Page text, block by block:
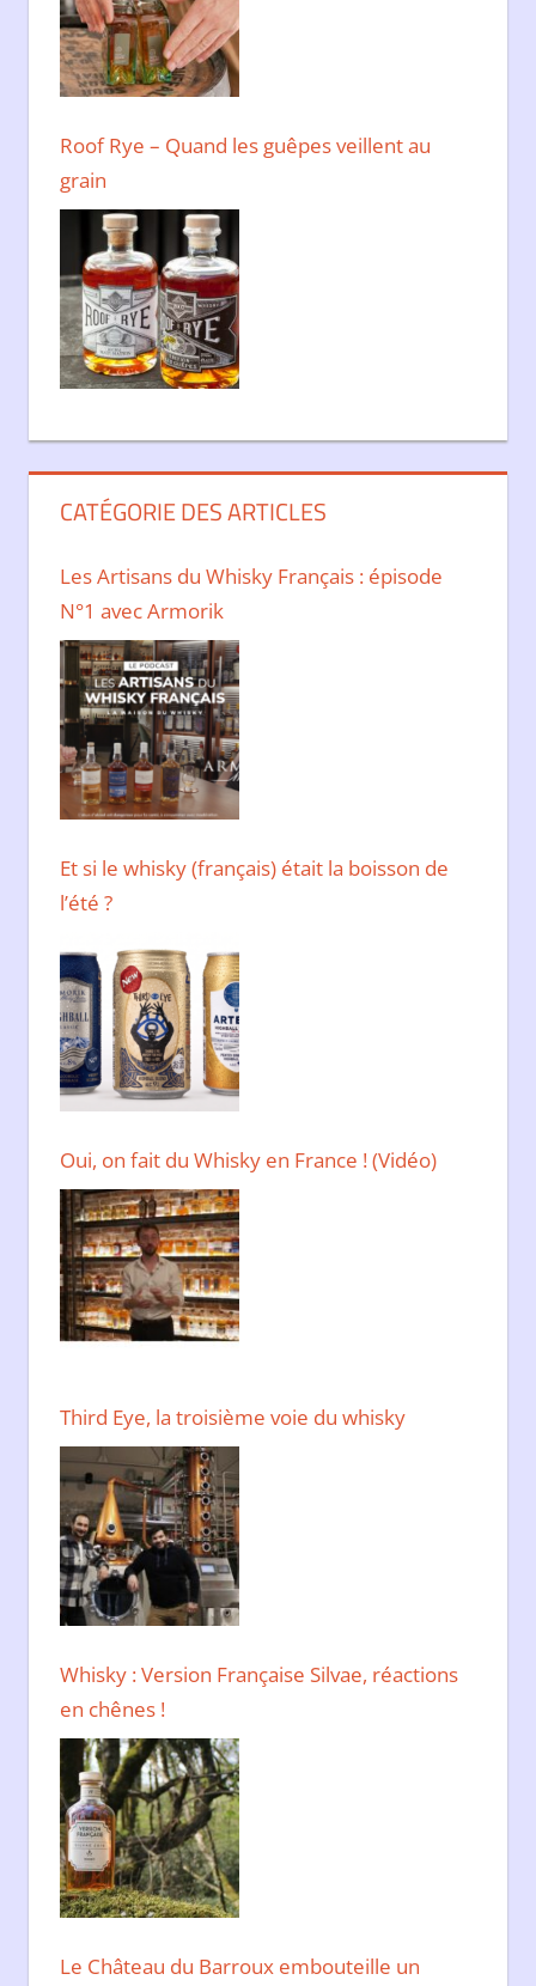
Roof Rye – Quand les guêpes veillent au
grain
CATÉGORIE DES ARTICLES
Les Artisans du Whisky Français : épisode
N°1 avec Armorik
Et si le whisky (français) était la boisson de
l’été ?
Oui, on fait du Whisky en France ! (Vidéo)
Third Eye, la troisième voie du whisky
Whisky : Version Française Silvae, réactions
en chênes !
Le Château du Barroux embouteille un